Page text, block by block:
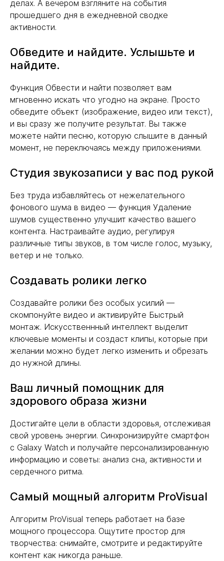
делах. А вечером взгляните на события
прошедшего дня в ежедневной сводке
активности.
Обведите и найдите. Услышьте и
найдите.
Функция Обвести и найти позволяет вам
мгновенно искать что угодно на экране. Просто
обведите объект (изображение, видео или текст),
и вы сразу же получите результат. Вы также
можете найти песню, которую слышите в данный
момент, не переключаясь между приложениями.
Студия звукозаписи у вас под рукой
Без труда избавляйтесь от нежелательного
фонового шума в видео — функция Удаление
шумов существенно улучшит качество вашего
контента. Настраивайте аудио, регулируя
различные типы звуков, в том числе голос, музыку,
ветер и не только.
Создавать ролики легко
Создавайте ролики без особых усилий —
скомпонуйте видео и активируйте Быстрый
монтаж. Искусственнный интеллект выделит
ключевые моменты и создаст клипы, которые при
желании можно будет легко изменить и обрезать
до нужной длины.
Ваш личный помощник для
здорового образа жизни
Достигайте цели в области здоровья, отслеживая
свой уровень энергии. Синхронизируйте смартфон
с Galaxy Watch и получайте персонализированную
информацию и советы: анализ сна, активности и
сердечного ритма.
Самый мощный алгоритм ProVisual
Алгоритм ProVisual теперь работает на базе
мощного процессора. Ощутите простор для
творчества: снимайте, смотрите и редактируйте
контент как никогда раньше.